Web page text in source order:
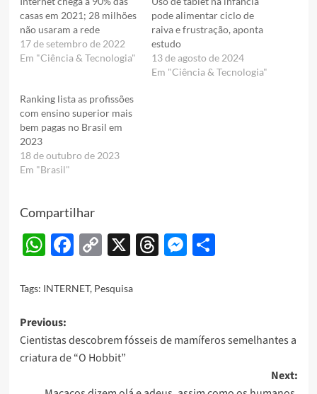
casas em 2021; 28 milhões
não usaram a rede
17 de setembro de 2022
Em "Ciência & Tecnologia"
pode alimentar ciclo de
raiva e frustração, aponta
estudo
13 de agosto de 2024
Em "Ciência & Tecnologia"
Ranking lista as profissões
com ensino superior mais
bem pagas no Brasil em
2023
18 de outubro de 2023
Em "Brasil"
Compartilhar
WhatsApp
Facebook
Copy
X Threads
Messenger
Share
Tags: INTERNET, Pesquisa
Post
navigation
Previous:
Cientistas descobrem fósseis de mamíferos semelhantes a
criatura de “O Hobbit”
Next: